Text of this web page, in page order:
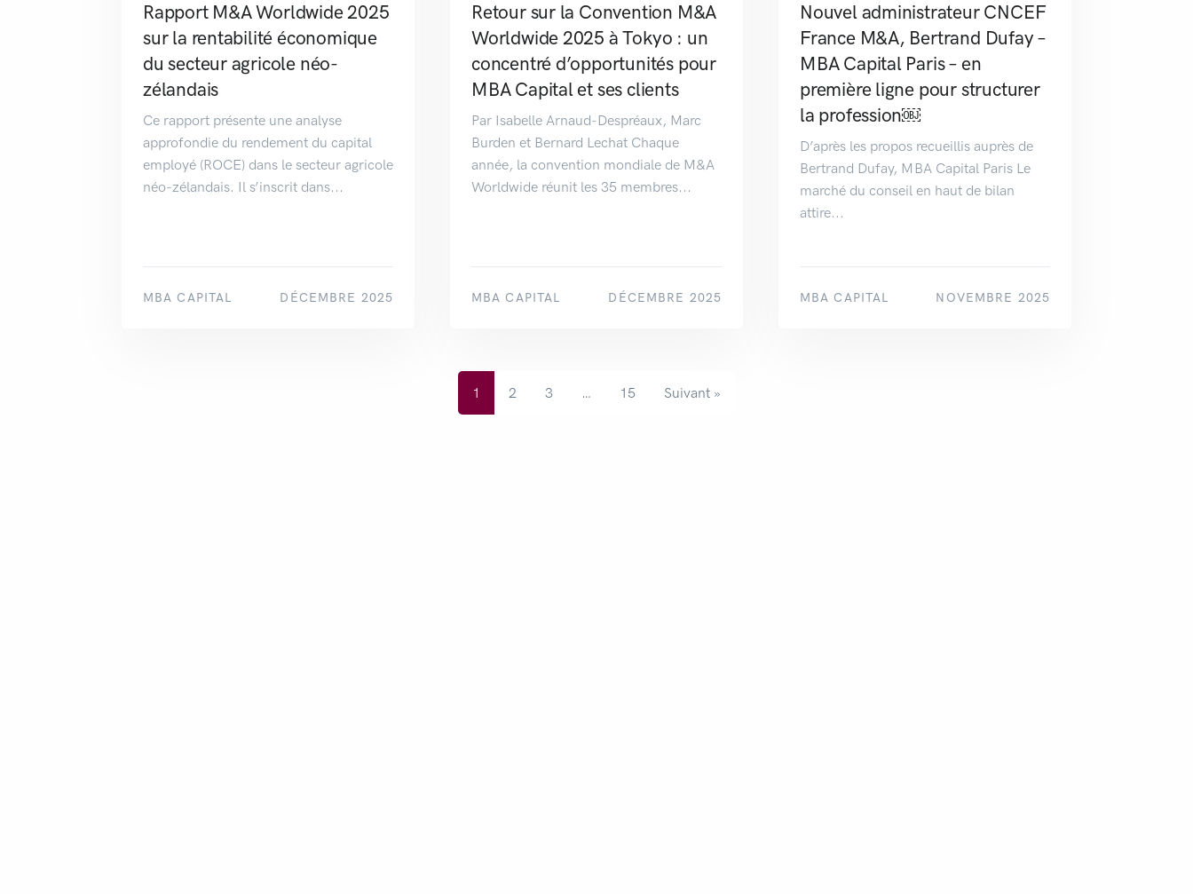
Rapport M&A Worldwide 2025
sur la rentabilité économique
du secteur agricole néo-
zélandais
Ce rapport présente une analyse
approfondie du rendement du capital
employé (ROCE) dans le secteur agricole
néo-zélandais. Il s’inscrit dans...
MBA CAPITAL DÉCEMBRE 2025
Retour sur la Convention M&A
Worldwide 2025 à Tokyo : un
concentré d’opportunités pour
MBA Capital et ses clients
Par Isabelle Arnaud-Despréaux, Marc
Burden et Bernard Lechat Chaque
année, la convention mondiale de M&A
Worldwide réunit les 35 membres...
MBA CAPITAL DÉCEMBRE 2025
Nouvel administrateur CNCEF
France M&A, Bertrand Dufay –
MBA Capital Paris – en
première ligne pour structurer
la profession￼
D’après les propos recueillis auprès de
Bertrand Dufay, MBA Capital Paris Le
marché du conseil en haut de bilan
attire...
MBA CAPITAL NOVEMBRE 2025
1 2 3 … 15 Suivant »